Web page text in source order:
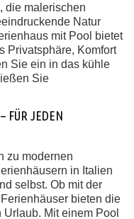
die malerischen
Natur
mit Pool bietet
Privatsphäre, Komfort
Sie ein in das kühle
Sie
FÜR JEDEN
zu modernen
in Italien
selbst. Ob mit der
bieten die
Mit einem Pool